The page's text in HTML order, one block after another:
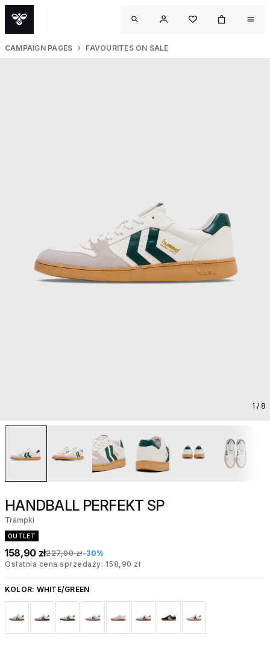
CAMPAIGN PAGES FAVOURITES ON SALE
1 / 8
HANDBALL PERFEKT SP
Trampki
OUTLET
158,90 zł227,00 zł-30%
Ostatnia cena sprzedaży: 158,90 zł
KOLOR: WHITE/GREEN